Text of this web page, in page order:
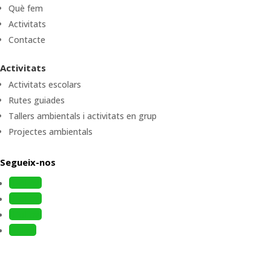
Què fem
Activitats
Contacte
Activitats
Activitats escolars
Rutes guiades
Tallers ambientals i activitats en grup
Projectes ambientals
Segueix-nos
Follow
Follow
Follow
Follow